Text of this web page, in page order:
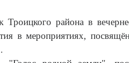
района в
в мероприятиях,